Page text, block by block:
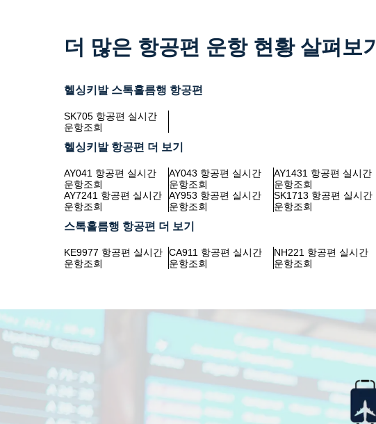
더 많은 항공편 운항 현황 살펴보기
헬싱키발 스톡홀름행 항공편
SK705 항공편 실시간
운항조회
헬싱키발 항공편 더 보기
AY041 항공편 실시간
운항조회
AY043 항공편 실시간
운항조회
AY1431 항공편 실시간
운항조회
AY7241 항공편 실시간
운항조회
AY953 항공편 실시간
운항조회
SK1713 항공편 실시간
운항조회
스톡홀름행 항공편 더 보기
KE9977 항공편 실시간
운항조회
CA911 항공편 실시간
운항조회
NH221 항공편 실시간
운항조회